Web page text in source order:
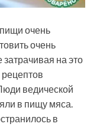
очень
очень
на это
ведической
в пищу мяса.
в